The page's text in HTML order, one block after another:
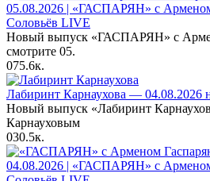
05.08.2026 | «ГАСПАРЯН» с
Соловьёв LIVE
Новый выпуск «ГАСПАРЯН» с
смотрите 05.
075.6к.
Лабиринт Карнаухова — 04.08.2026
Новый выпуск «Лабиринт
Карнауховым
030.5к.
04.08.2026 | «ГАСПАРЯН» с